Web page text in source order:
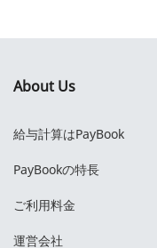
About Us
給与計算はPayBook
PayBookの特長
ご利用料金
運営会社